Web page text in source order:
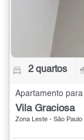
2 quartos
Vila Graciosa
Zona Leste - São Paulo